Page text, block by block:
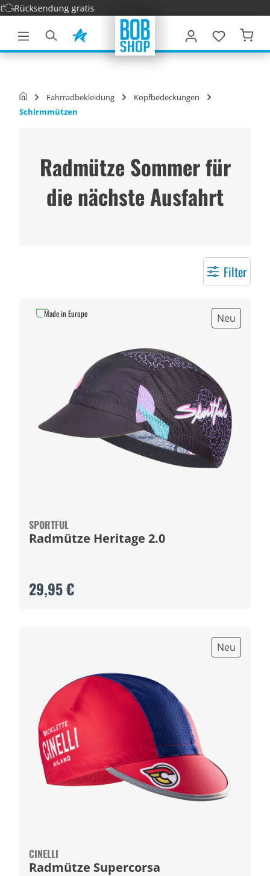
springen
Fahrradbekleidung
Kopfbedeckungen
Schirmmützen
Radmütze Sommer für
die nächste Ausfahrt
Filter
Neu
SPORTFUL
Radmütze Heritage 2.0
29,95 €
Made in Europe
Neu
CINELLI
Radmütze Supercorsa